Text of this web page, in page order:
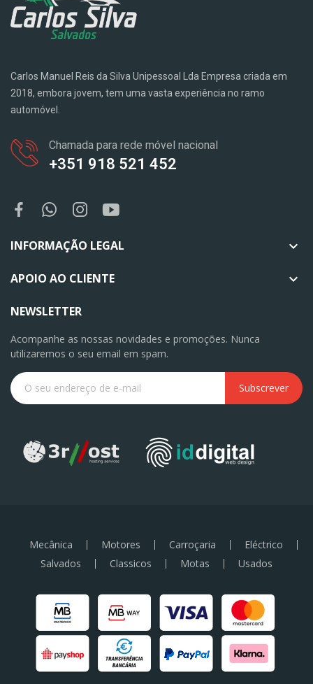
Carlos Manuel Reis da Silva Unipessoal Lda Empresa criada em
2018, embora jovem, tem uma vasta experiência no ramo
automóvel.
Chamada para rede móvel nacional
+351 918 521 452
INFORMAÇÃO LEGAL 
APOIO AO CLIENTE 
NEWSLETTER
Acompanhe as nossas novidades e promoções. Nunca
utilizaremos o seu email em spam.
Subscrever
Mecânica Motores Carroçaria
Eléctrico
Salvados
Classicos Motas Usados